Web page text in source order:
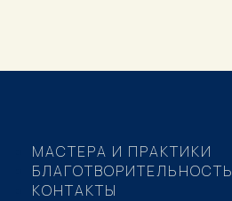
МАСТЕРА И ПРАКТИКИ
БЛАГОТВОРИТЕЛЬНОСТЬ
КОНТАКТЫ